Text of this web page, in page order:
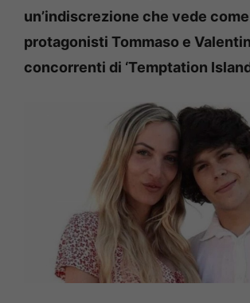
un’indiscrezione che vede come
protagonisti Tommaso e
concorrenti di ‘Temptation